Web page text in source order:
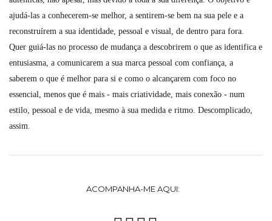
ajudá-las a conhecerem-se melhor, a sentirem-se bem na sua pele e a
reconstruírem a sua identidade, pessoal e visual, de dentro para fora.
Quer guiá-las no processo de mudança a descobrirem o que as identifica e
entusiasma, a comunicarem a sua marca pessoal com confiança, a
saberem o que é melhor para si e como o alcançarem com foco no
essencial, menos que é mais - mais criatividade, mais conexão - num
estilo, pessoal e de vida, mesmo à sua medida e ritmo. Descomplicado,
assim.
ACOMPANHA-ME AQUI: